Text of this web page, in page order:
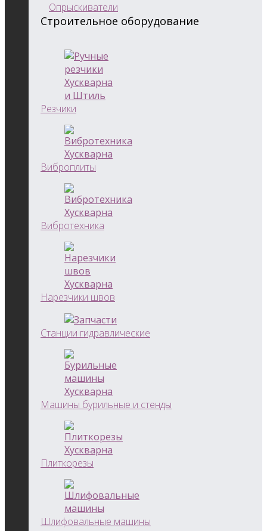
Опрыскиватели
Строительное оборудование
Резчики
Виброплиты
Вибротехника
Нарезчики швов
Станции гидравлические
Машины бурильные и стенды
Плиткорезы
Шлифовальные машины